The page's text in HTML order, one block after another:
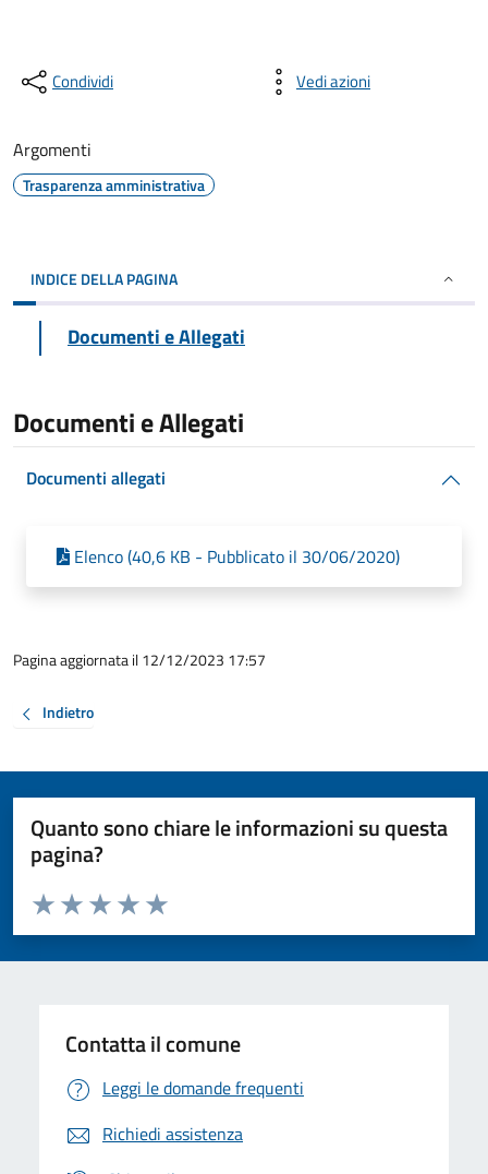
Condividi Vedi azioni
Argomenti
Trasparenza amministrativa
INDICE DELLA PAGINA
Documenti e Allegati
Documenti e Allegati
Documenti allegati
Elenco (40,6 KB - Pubblicato il 30/06/2020)
Pagina aggiornata il 12/12/2023 17:57
Indietro
Quanto sono chiare le informazioni su questa
pagina?
Valuta da 1 a 5 stelle la pagina
Valuta 5 stelle su 5
Valuta 4 stelle su 5
Valuta 3 stelle su 5
Valuta 2 stelle su 5
Valuta 1 stelle su 5
Contatta il comune
Leggi le domande frequenti
Richiedi assistenza